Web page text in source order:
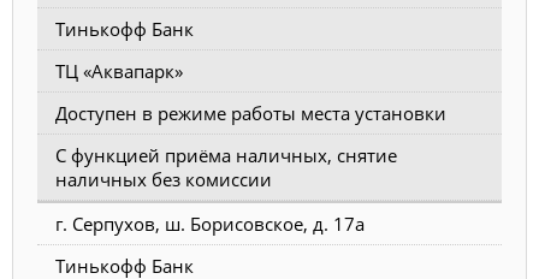
Тинькофф Банк
ТЦ «Аквапарк»
Доступен в режиме работы места установки
С функцией приёма наличных, снятие
наличных без комиссии
г. Серпухов, ш. Борисовское, д. 17а
Тинькофф Банк